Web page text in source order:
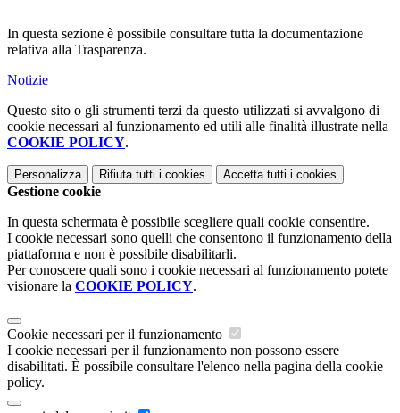
In questa sezione è possibile consultare tutta la documentazione
relativa alla Trasparenza.
Notizie
Questo sito o gli strumenti terzi da questo utilizzati si avvalgono di
cookie necessari al funzionamento ed utili alle finalità illustrate nella
COOKIE POLICY.
Personalizza Rifiuta tutti i cookies Accetta tutti i cookies
Gestione cookie
In questa schermata è possibile scegliere quali cookie consentire.
I cookie necessari sono quelli che consentono il funzionamento della
piattaforma e non è possibile disabilitarli.
Per conoscere quali sono i cookie necessari al funzionamento potete
visionare la COOKIE POLICY.
Cookie necessari per il funzionamento
I cookie necessari per il funzionamento non possono essere
disabilitati. È possibile consultare l'elenco nella pagina della cookie
policy.